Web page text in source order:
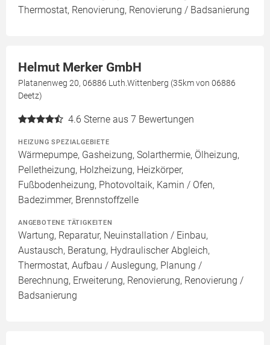
Thermostat, Renovierung, Renovierung / Badsanierung
Helmut Merker GmbH
Platanenweg 20, 06886 Luth.Wittenberg (35km von 06886
Deetz)
4.6 Sterne aus 7 Bewertungen
HEIZUNG SPEZIALGEBIETE
Wärmepumpe, Gasheizung, Solarthermie, Ölheizung,
Pelletheizung, Holzheizung, Heizkörper,
Fußbodenheizung, Photovoltaik, Kamin / Ofen,
Badezimmer, Brennstoffzelle
ANGEBOTENE TÄTIGKEITEN
Wartung, Reparatur, Neuinstallation / Einbau,
Austausch, Beratung, Hydraulischer Abgleich,
Thermostat, Aufbau / Auslegung, Planung /
Berechnung, Erweiterung, Renovierung, Renovierung /
Badsanierung